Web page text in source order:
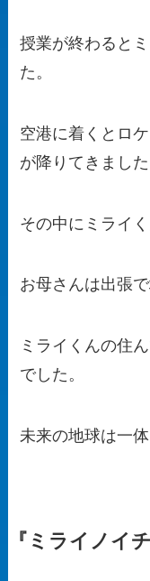
授業が終わると
た。
空港に着くとロ
が降りてきました
その中にミライ
お母さんは出張
ミライくんの住
でした。
未来の地球は一
『ミライノイ